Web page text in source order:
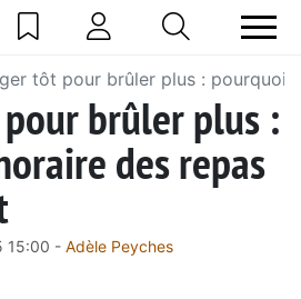
tôt pour brûler plus : pourquoi
brûler plus :
des repas
15:00 - Adèle Peyches